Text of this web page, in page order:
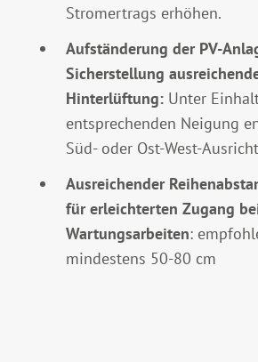
Stromertrags erhöhen.
Aufständerung der PV-
Sicherstellung
Hinterlüftung: Unter
entsprechenden Neigung
Süd- oder Ost-West-
Ausreichender
für erleichterten Zugang
Wartungsarbeiten:
mindestens 50-80 cm